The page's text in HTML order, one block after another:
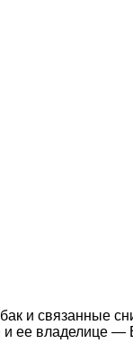
и связанные
и ее владелице —